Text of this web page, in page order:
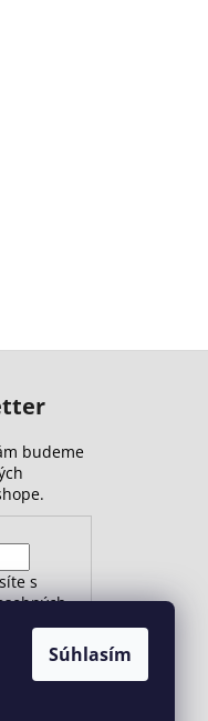
Súhlasím
budeme
s